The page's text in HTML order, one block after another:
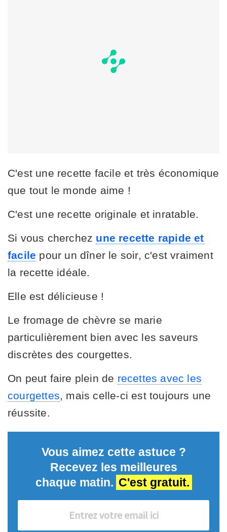
C'est une recette facile et très économique
que tout le monde aime !
C'est une recette originale et inratable.
Si vous cherchez une recette rapide et
facile pour un dîner le soir, c'est vraiment
la recette idéale.
Elle est délicieuse !
Le fromage de chèvre se marie
particulièrement bien avec les saveurs
discrètes des courgettes.
On peut faire plein de recettes avec les
courgettes , mais celle-ci est toujours une
réussite.
Vous aimez cette astuce ?
Recevez les meilleures
chaque matin. C'est gratuit.